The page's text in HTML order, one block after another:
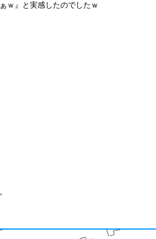
ｗ』と実感したのでしたｗ